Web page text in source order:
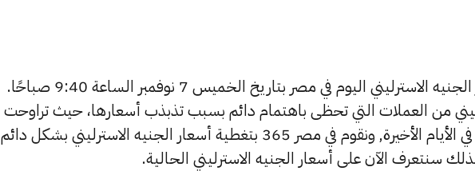
يبحث الكثيرون عن سعر الجنيه الاسترليني اليوم في مصر بتاريخ الخميس 7 نوفمبر الساعة 9:40 صباحًا.
من العملات التي تحظى باهتمام دائم بسبب تذبذب أسعارها، حيث تراوحت
أسعار الجنيه الاسترليني في الأيام الأخيرة, ونقوم في مصر 365 بتغطية أسعار الجنيه الاسترليني بشكل دائم
سنتعرف الآن على أسعار الجنيه الاسترليني الحالية.